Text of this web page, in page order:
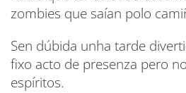
zombies que saían polo
Sen dúbida unha tarde
fixo acto de presenza pero
espíritos.